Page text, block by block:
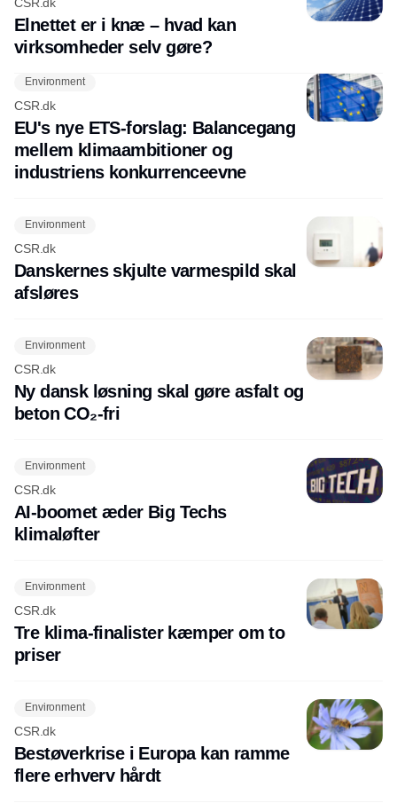
Elnettet er i knæ – hvad kan
virksomheder selv gøre?
Environment
CSR.dk
EU's nye ETS-forslag: Balancegang
mellem klimaambitioner og
industriens konkurrenceevne
Environment
CSR.dk
Danskernes skjulte varmespild skal
afsløres
Environment
CSR.dk
Ny dansk løsning skal gøre asfalt og
beton CO₂-fri
Environment
CSR.dk
AI-boomet æder Big Techs
klimaløfter
Environment
CSR.dk
Tre klima-finalister kæmper om to
priser
Environment
CSR.dk
Bestøverkrise i Europa kan ramme
flere erhverv hårdt